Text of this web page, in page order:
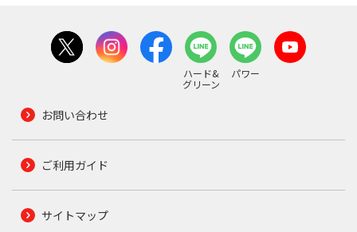
ハード&
グリーン
パワー
お問い合わせ
ご利用ガイド
サイトマップ